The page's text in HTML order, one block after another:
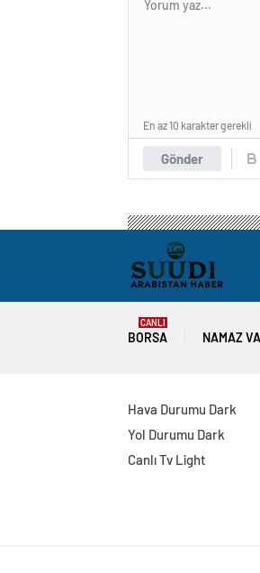
Gönder
En az 10 karakter gerekli
BORSA
CANLI
NAMAZ
Hava Durumu Dark
Yol Durumu Dark
Canlı Tv Light